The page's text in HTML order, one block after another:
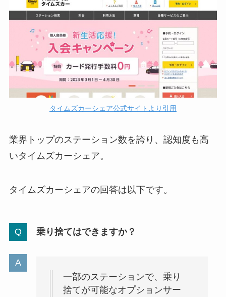
タイムズカーシェア公式サイトより引用
業界トップのステーション数を誇り、認知度も高
いタイムズカーシェア。
タイムズカーシェアの回答は以下です。
乗り捨てはできますか？
一部のステーションで、乗り
捨てが可能なオプションサー